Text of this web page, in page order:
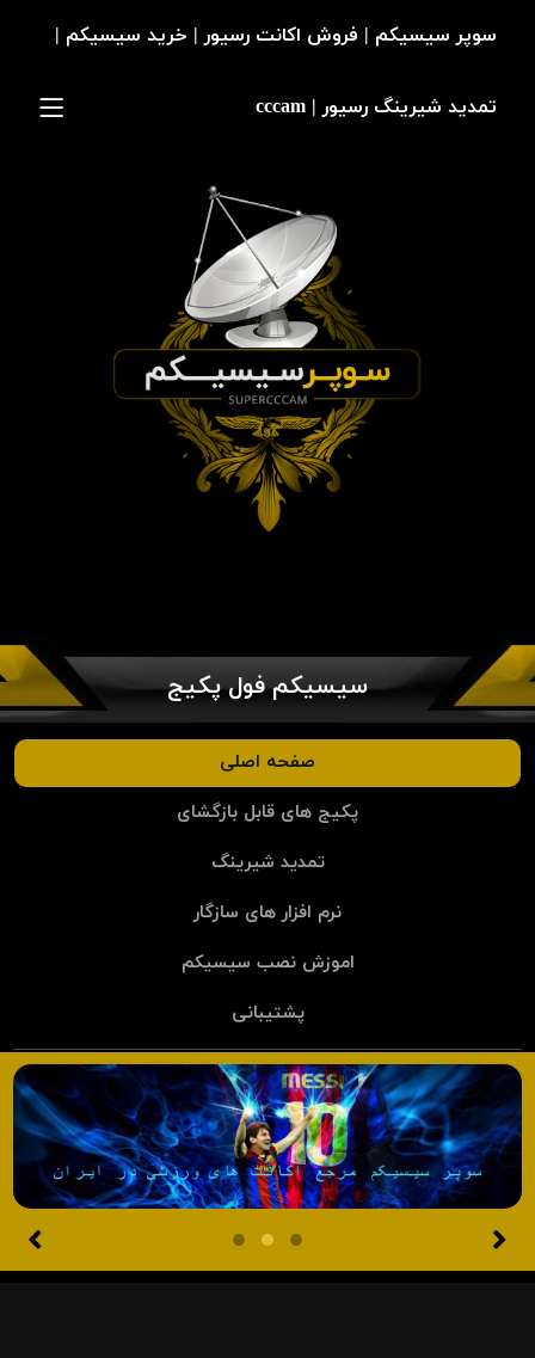
سیسیکم فول پکیج
صفحه اصلی
پکیج های قابل بازگشای
تمدید شیرینگ
نرم افزار های سازگار
اموزش نصب سیسیکم
پشتیبانی
سوپر سیسیکم | فروش اکانت رسیور | خرید سیسیکم |
تمدید شیرینگ رسیور | cccam